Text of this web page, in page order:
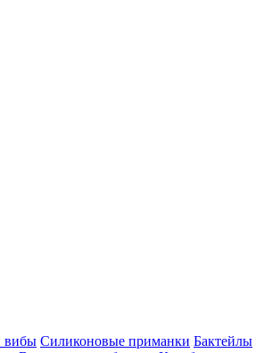
вибы Силиконовые приманки Бактейлы